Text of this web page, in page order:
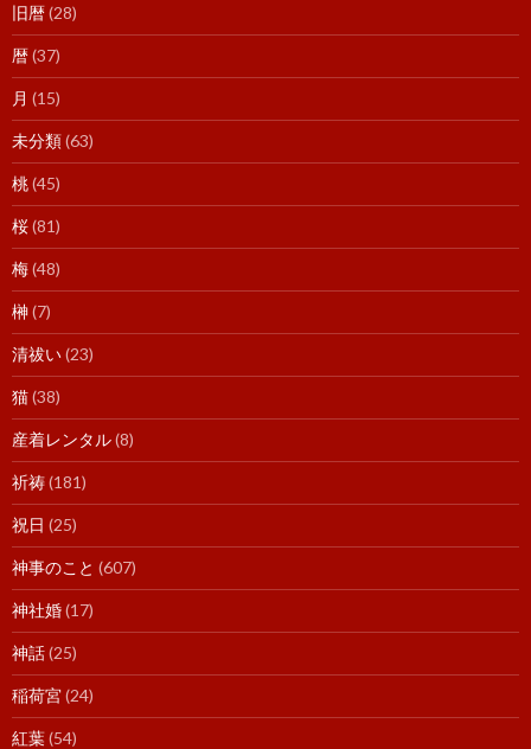
旧暦(28)
暦(37)
月 (15)
未分類(63)
桃(45)
桜(81)
梅(48)
榊(7)
清祓い(23)
猫(38)
産着レンタル(8)
祈祷(181)
祝日 (25)
神事のこと (607)
神社婚(17)
神話(25)
稲荷宮(24)
紅葉(54)